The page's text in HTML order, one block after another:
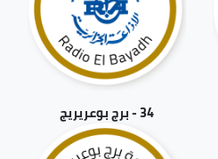
34 - برج بوعريريج